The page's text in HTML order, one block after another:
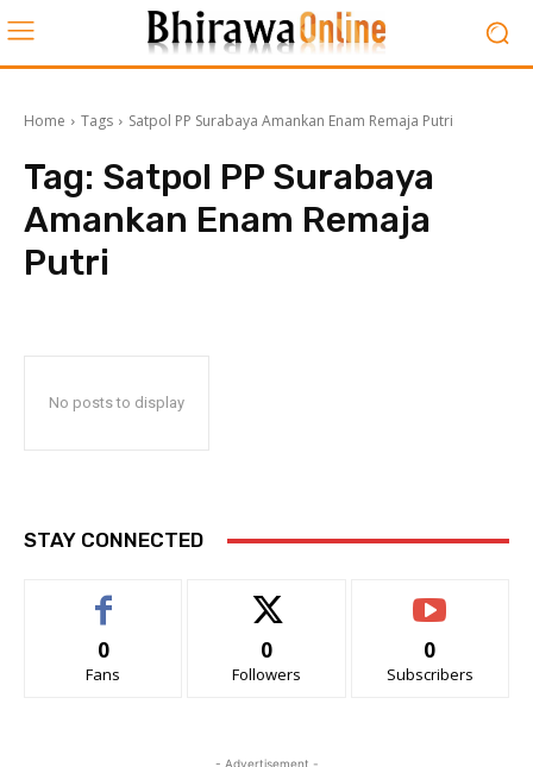
Home Tags Satpol PP Surabaya Amankan Enam Remaja Putri
Tag: Satpol PP Surabaya
Amankan Enam Remaja
Putri
No posts to display
STAY CONNECTED
0
Fans
0
Followers
0
Subscribers
- Advertisement -